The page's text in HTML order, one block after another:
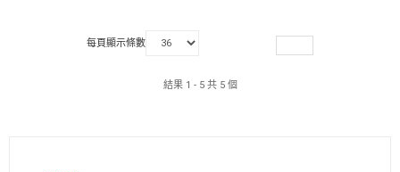
每頁顯示條數
結果 1 - 5 共 5 個